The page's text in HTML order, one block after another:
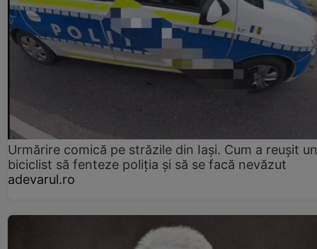
Urmărire comică pe străzile din Iași. Cum a reușit un
biciclist să fenteze poliția și să se facă nevăzut
adevarul.ro